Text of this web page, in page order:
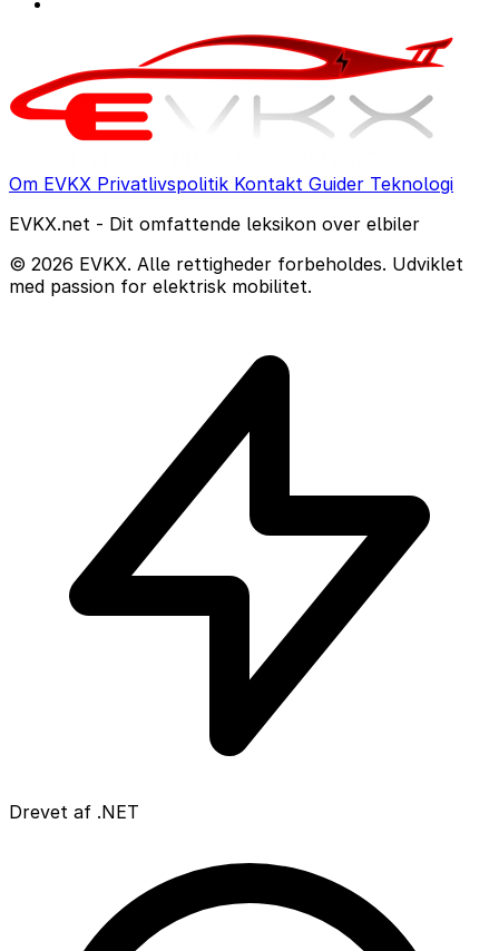
Om EVKX Privatlivspolitik Kontakt Guider Teknologi
EVKX.net - Dit omfattende leksikon over elbiler
© 2026 EVKX. Alle rettigheder forbeholdes. Udviklet
med passion for elektrisk mobilitet.
Drevet af .NET